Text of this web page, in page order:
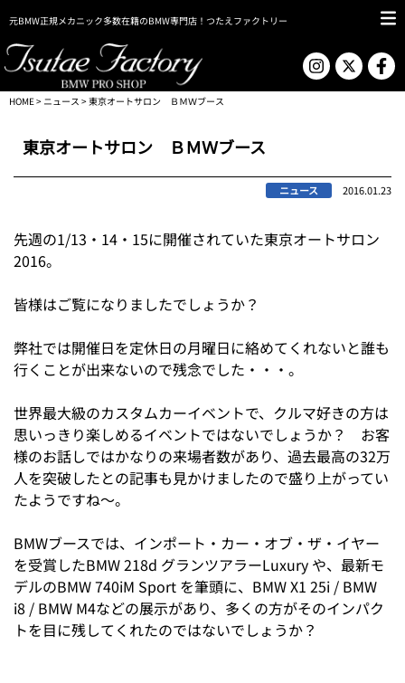
元BMW正規メカニック多数在籍のBMW専門店！つたえファクトリー
HOME> ニュース > 東京オートサロン ＢＭＷブース
東京オートサロン ＢＭＷブース
ニュース 2016.01.23
先週の1/13・14・15に開催されていた東京オートサロン
2016。
皆様はご覧になりましたでしょうか？
弊社では開催日を定休日の月曜日に絡めてくれないと誰も
行くことが出来ないので残念でした・・・。
世界最大級のカスタムカーイベントで、クルマ好きの方は
思いっきり楽しめるイベントではないでしょうか？ お客
様のお話しではかなりの来場者数があり、過去最高の32万
人を突破したとの記事も見かけましたので盛り上がってい
たようですね～。
BMWブースでは、インポート・カー・オブ・ザ・イヤー
を受賞したBMW 218d グランツアラーLuxury や、最新モ
デルのBMW 740iM Sport を筆頭に、BMW X1 25i / BMW
i8 / BMW M4などの展示があり、多くの方がそのインパク
トを目に残してくれたのではないでしょうか？